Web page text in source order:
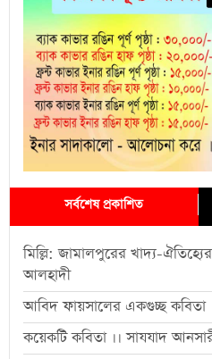
সর্বশেষ প্রকাশিত
মিল্লি: জামালপুরের খাদ্য-
আলহাদী
আবিদ ফায়সালের একগুচ্ছ কবিতা
কয়েকটি কবিতা ।। সাযযাদ